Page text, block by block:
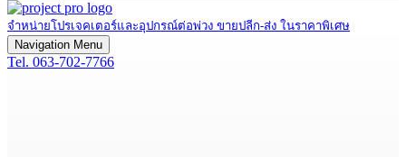
จำหน่ายโปรเจคเตอร์และอุปกรณ์ต่อพ่วง ขายปลีก-ส่ง ในราคาพิเศษ
Navigation Menu
Tel. 063-702-7766